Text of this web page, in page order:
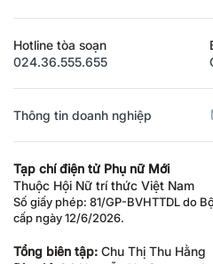
Hotline tòa soạn
024.36.555.655
Thông tin doanh nghiệp
Tạp chí điện tử Phụ nữ Mới
Thuộc Hội Nữ trí thức Việt Nam
Số giấy phép: 81/GP-BVHTTDL do
cấp ngày 12/6/2026.
Tổng biên tập: Chu Thị Thu Hằng